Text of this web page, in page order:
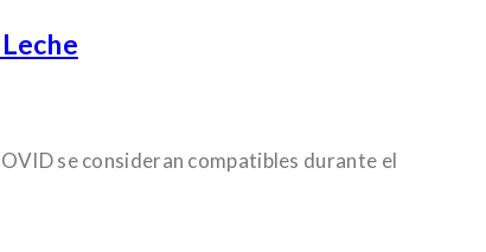
se consideran compatibles durante el